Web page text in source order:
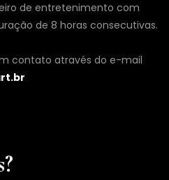
de entretenimento com
de 8 horas consecutivas.
contato através do e-mail